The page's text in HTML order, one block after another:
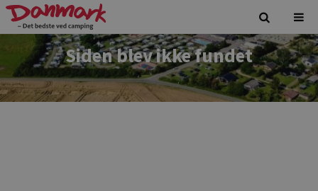
Siden blev ikke fundet